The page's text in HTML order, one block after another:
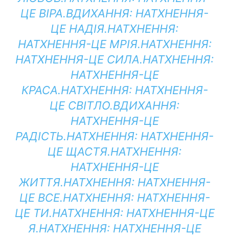
ЦЕ ВІРА.ВДИХАННЯ: НАТХНЕННЯ-
ЦЕ НАДІЯ.НАТХНЕННЯ:
НАТХНЕННЯ-ЦЕ МРІЯ.НАТХНЕННЯ:
НАТХНЕННЯ-ЦЕ СИЛА.НАТХНЕННЯ:
НАТХНЕННЯ-ЦЕ
КРАСА.НАТХНЕННЯ:НАТХНЕННЯ-
ЦЕ СВІТЛО.ВДИХАННЯ:
НАТХНЕННЯ-ЦЕ
РАДІСТЬ.НАТХНЕННЯ: НАТХНЕННЯ-
ЦЕ ЩАСТЯ.НАТХНЕННЯ:
НАТХНЕННЯ-ЦЕ
ЖИТТЯ.НАТХНЕННЯ:НАТХНЕННЯ-
ЦЕ ВСЕ.НАТХНЕННЯ:НАТХНЕННЯ-
ЦЕ ТИ.НАТХНЕННЯ:НАТХНЕННЯ-ЦЕ
Я.НАТХНЕННЯ:НАТХНЕННЯ-ЦЕ